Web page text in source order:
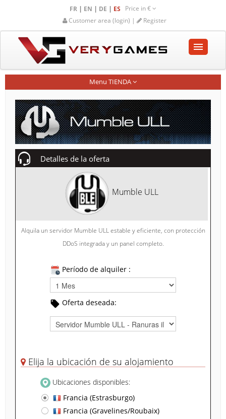
FR | EN | DE | ES Price in€
Customer area (login) |
Register
TIENDA
COMUNIDAD
AYUDA-SOPORTE
Empty cart
Menu TIENDA
Detalles de la oferta
Mumble ULL
Alquila un servidor Mumble ULL estable y eficiente, con protección
DDoS integrada y un panel completo.
Período de alquiler :
Oferta deseada:
Elija la ubicación de su alojamiento
Ubicaciones disponibles:
Francia (Estrasburgo)
Francia (Gravelines/Roubaix)